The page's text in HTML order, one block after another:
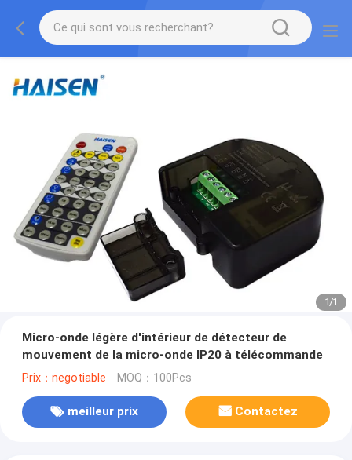
1/1
Micro-onde légère d'intérieur de détecteur de
mouvement de la micro-onde IP20 à télécommande
Prix：negotiable MOQ：100Pcs
meilleur prix Contactez